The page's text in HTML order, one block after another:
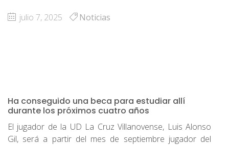
julio 7, 2025 Noticias
Ha conseguido una beca para estudiar allí
durante los próximos cuatro años
El jugador de la UD La Cruz Villanovense, Luis Alonso
Gil, será a partir del mes de septiembre jugador del